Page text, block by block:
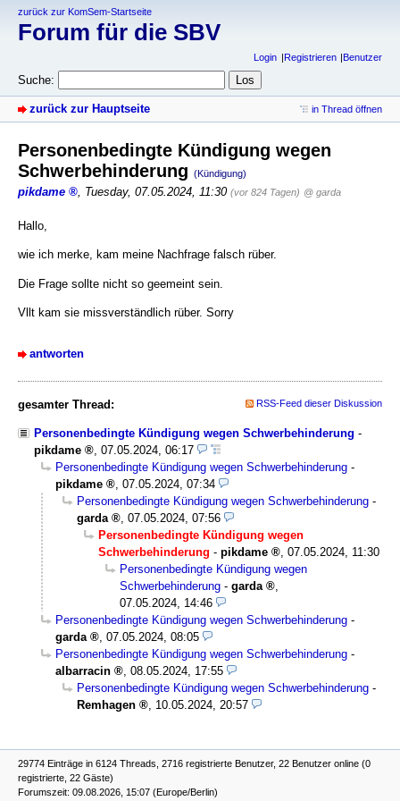
zurück zur KomSem-Startseite
Forum für die SBV
Login Registrieren Benutzer
Suche:
zurück zur Hauptseite in Thread öffnen
Personenbedingte Kündigung wegen
Schwerbehinderung (Kündigung)
pikdame , Tuesday, 07.05.2024, 11:30 (vor 824 Tagen) @ garda
Hallo,
wie ich merke, kam meine Nachfrage falsch rüber.
Die Frage sollte nicht so geemeint sein.
Vllt kam sie missverständlich rüber. Sorry
antworten
gesamter Thread: RSS-Feed dieser Diskussion
Personenbedingte Kündigung wegen Schwerbehinderung -
pikdame
, 07.05.2024, 06:17
Personenbedingte Kündigung wegen Schwerbehinderung -
pikdame
, 07.05.2024, 07:34
Personenbedingte Kündigung wegen Schwerbehinderung -
garda
, 07.05.2024, 07:56
Personenbedingte Kündigung wegen
Schwerbehinderung - pikdame , 07.05.2024, 11:30
Personenbedingte Kündigung wegen
Schwerbehinderung - garda
,
07.05.2024, 14:46
Personenbedingte Kündigung wegen Schwerbehinderung -
garda
, 07.05.2024, 08:05
Personenbedingte Kündigung wegen Schwerbehinderung -
albarracin
, 08.05.2024, 17:55
Personenbedingte Kündigung wegen Schwerbehinderung -
Remhagen
, 10.05.2024, 20:57
29774 Einträge in 6124 Threads, 2716 registrierte Benutzer, 22 Benutzer online (0
registrierte, 22 Gäste)
Forumszeit: 09.08.2026, 15:07 (Europe/Berlin)